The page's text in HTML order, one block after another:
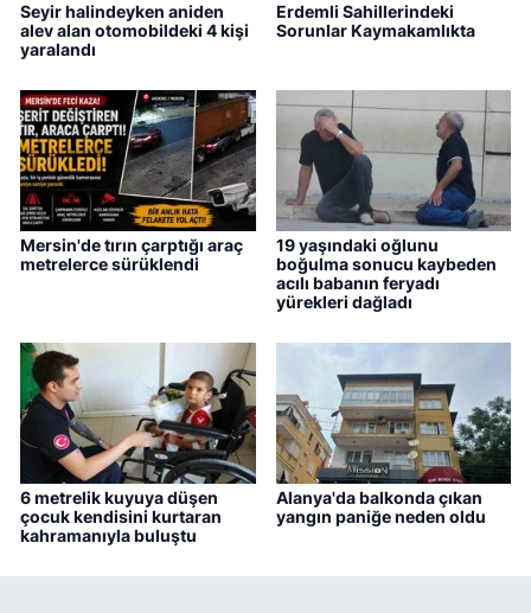
Seyir halindeyken aniden
alev alan otomobildeki 4 kişi
yaralandı
Erdemli Sahillerindeki
Sorunlar Kaymakamlıkta
Mersin'de tırın çarptığı araç
metrelerce sürüklendi
19 yaşındaki oğlunu
boğulma sonucu kaybeden
acılı babanın feryadı
yürekleri dağladı
6 metrelik kuyuya düşen
çocuk kendisini kurtaran
kahramanıyla buluştu
Alanya'da balkonda çıkan
yangın paniğe neden oldu